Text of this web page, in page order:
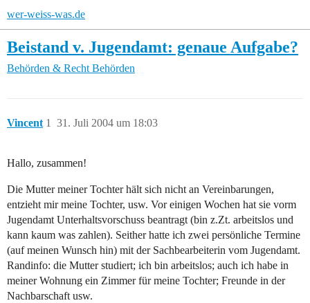
wer-weiss-was.de
Beistand v. Jugendamt: genaue Aufgabe?
Behörden & Recht Behörden
Vincent 31. Juli 2004 um 18:03
1
Hallo, zusammen!
Die Mutter meiner Tochter hält sich nicht an Vereinbarungen,
entzieht mir meine Tochter, usw. Vor einigen Wochen hat sie vorm
Jugendamt Unterhaltsvorschuss beantragt (bin z.Zt. arbeitslos und
kann kaum was zahlen). Seither hatte ich zwei persönliche Termine
(auf meinen Wunsch hin) mit der Sachbearbeiterin vom Jugendamt.
Randinfo: die Mutter studiert; ich bin arbeitslos; auch ich habe in
meiner Wohnung ein Zimmer für meine Tochter; Freunde in der
Nachbarschaft usw.